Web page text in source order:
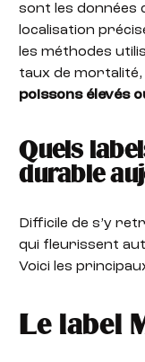
sont les données
localisation
les méthodes
taux de mortalité,
poissons élevés
Quels
durable
Difficile de s’y
qui fleurissent
Voici les
Le label